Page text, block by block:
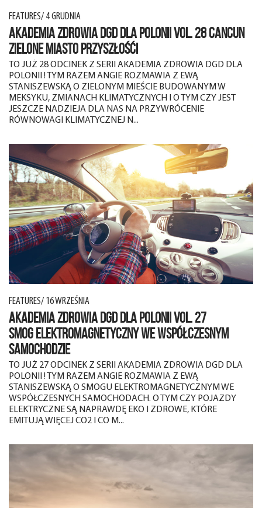
FEATURES/ 4 GRUDNIA
AKADEMIA ZDROWIA DGD DLA POLONII VOL. 28 CANCUN
ZIELONE MIASTO PRZYSZŁOŚĆI
TO JUŻ 28 ODCINEK Z SERII AKADEMIA ZDROWIA DGD DLA
POLONII ! TYM RAZEM ANGIE ROZMAWIA Z EWĄ
STANISZEWSKĄ O ZIELONYM MIEŚCIE BUDOWANYM W
MEKSYKU, ZMIANACH KLIMATYCZNYCH I O TYM CZY JEST
JESZCZE NADZIEJA DLA NAS NA PRZYWRÓCENIE
RÓWNOWAGI KLIMATYCZNEJ N...
FEATURES/ 16 WRZEŚNIA
AKADEMIA ZDROWIA DGD DLA POLONII VOL. 27
SMOG ELEKTROMAGNETYCZNY WE WSPÓŁCZESNYM
SAMOCHODZIE
TO JUŻ 27 ODCINEK Z SERII AKADEMIA ZDROWIA DGD DLA
POLONII ! TYM RAZEM ANGIE ROZMAWIA Z EWĄ
STANISZEWSKĄ O SMOGU ELEKTROMAGNETYCZNYM WE
WSPÓŁCZESNYCH SAMOCHODACH. O TYM CZY POJAZDY
ELEKTRYCZNE SĄ NAPRAWDĘ EKO I ZDROWE, KTÓRE
EMITUJĄ WIĘCEJ CO2 I CO M...